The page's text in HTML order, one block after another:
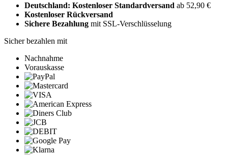
Deutschland: Kostenloser Standardversand ab 52,90 €
Kostenloser Rückversand
Sichere Bezahlung mit SSL-Verschlüsselung
Sicher bezahlen mit
Nachnahme
Vorauskasse